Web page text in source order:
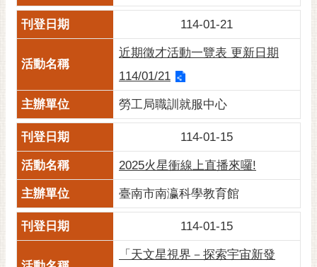
桐
花
祭
網
站
導
覽
訂
閱
RSS
訂
閱
電
子
114-01-21
近期徵才活動一覽表 更新日期
114/01/21
勞工局職訓就服中心
114-01-15
2025火星衝線上直播來囉!
臺南市南瀛科學教育館
114-01-15
「天文星視界－探索宇宙新發